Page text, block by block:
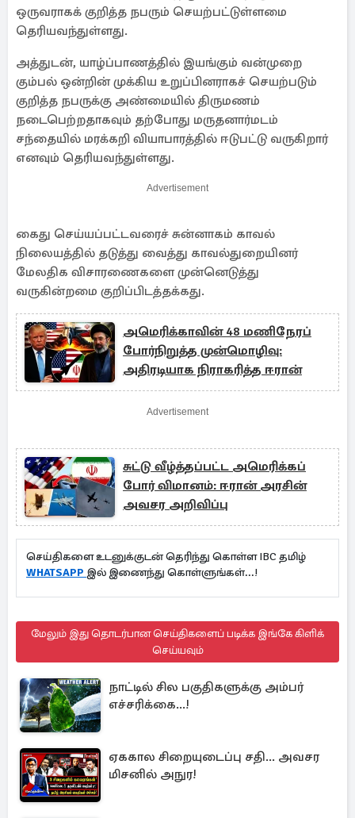
ஒருவராகக் குறித்த நபரும் செயற்பட்டுள்ளமை
தெரியவந்துள்ளது.
அத்துடன், யாழ்ப்பாணத்தில் இயங்கும் வன்முறை
கும்பல் ஒன்றின் முக்கிய உறுப்பினராகச் செயற்படும்
குறித்த நபருக்கு அண்மையில் திருமணம்
நடைபெற்றதாகவும் தற்போது மருதனார்மடம்
சந்தையில் மரக்கறி வியாபாரத்தில் ஈடுபட்டு வருகிறார்
எனவும் தெரியவந்துள்ளது.
Advertisement
கைது செய்யப்பட்டவரைச் சுன்னாகம் காவல்
நிலையத்தில் தடுத்து வைத்து காவல்துறையினர்
மேலதிக விசாரணைகளை முன்னெடுத்து
வருகின்றமை குறிப்பிடத்தக்கது.
அமெரிக்காவின் 48 மணிநேரப்
போர்நிறுத்த முன்மொழிவு:
அதிரடியாக நிராகரித்த ஈரான்
Advertisement
சுட்டு வீழ்த்தப்பட்ட அமெரிக்கப்
போர் விமானம்: ஈரான் அரசின்
அவசர அறிவிப்பு
செய்திகளை உடனுக்குடன் தெரிந்து கொள்ள IBC தமிழ்
WHATSAPP இல் இணைந்து கொள்ளுங்கள்...!
மேலும் இது தொடர்பான செய்திகளைப் படிக்க இங்கே கிளிக்
செய்யவும்
நாட்டில் சில பகுதிகளுக்கு அம்பர்
எச்சரிக்கை...!
ஏககால சிறையுடைப்பு சதி... அவசர
மிசனில் அநுர!